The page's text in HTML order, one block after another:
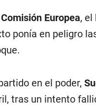
Comisión Europea, el
ponía en peligro
en el poder,
tras un intento